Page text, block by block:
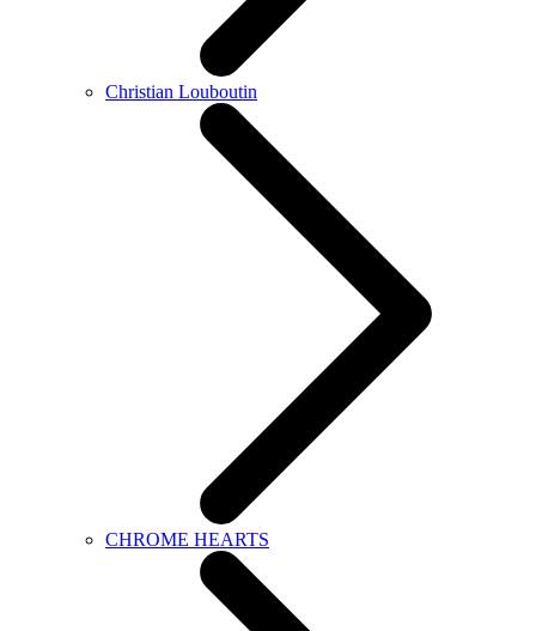
Christian Louboutin
CHROME HEARTS